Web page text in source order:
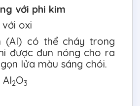
với phi kim
oxi
(Al) có thể cháy trong
được đun nóng cho ra
lửa màu sáng chói.
2O3